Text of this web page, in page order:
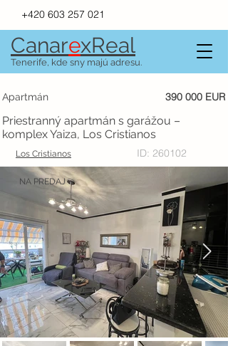
+420 603 257 021
CanarexReal
Tenerife, kde sny majú adresu.
Apartmán 390 000 EUR
Priestranný apartmán s garážou –
komplex Yaiza, Los Cristianos
Los Cristianos ID: 260102
NA PREDAJ